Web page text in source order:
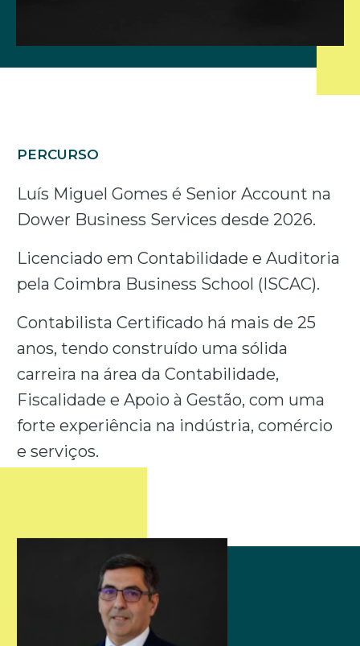
PERCURSO
Luís Miguel Gomes é Senior Account na
Dower Business Services desde 2026.
Licenciado em Contabilidade e Auditoria
pela Coimbra Business School (ISCAC).
Contabilista Certificado há mais de 25
anos, tendo construído uma sólida
carreira na área da Contabilidade,
Fiscalidade e Apoio à Gestão, com uma
forte experiência na indústria, comércio
e serviços.